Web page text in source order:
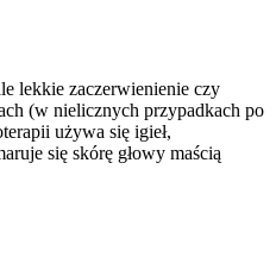
lekkie zaczerwienienie czy
(w nielicznych przypadkach po
używa się igieł,
się skórę głowy maścią